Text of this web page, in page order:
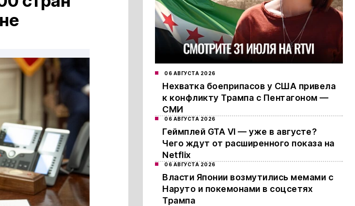
06 АВГУСТА 2026
Нехватка боеприпасов у США привела
к конфликту Трампа с Пентагоном —
СМИ
06 АВГУСТА 2026
Геймплей GTA VI — уже в августе?
Чего ждут от расширенного показа на
Netflix
06 АВГУСТА 2026
Власти Японии возмутились мемами с
Наруто и покемонами в соцсетях
Трампа